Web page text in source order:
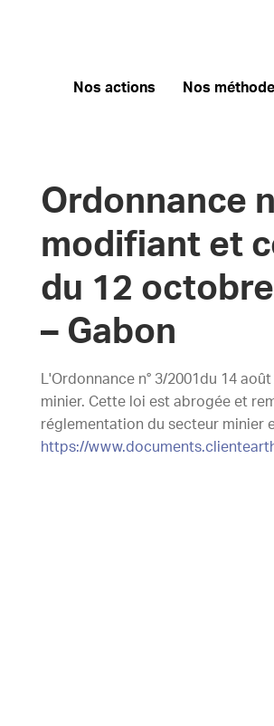
Nos actions Nos
Ordonnance
modifiant et
du 12
– Gabon
L'Ordonnance n° 3/2001du 14
minier. Cette loi est abrogée et
réglementation du secteur minier
https://